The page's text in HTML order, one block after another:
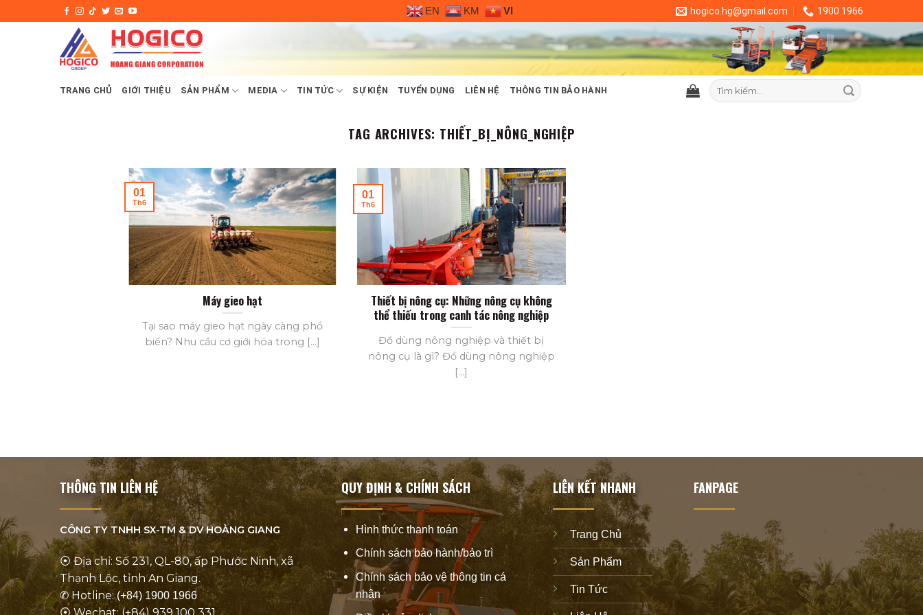
to
EN KM VI hogico.hg@gmail.com 1900 1966
TRANG CHỦ GIỚI THIỆU SẢN PHẨM MEDIA TIN TỨC SỰ KIỆN TUYỂN DỤNG LIÊN HỆ THÔNG TIN BẢO HÀNH
Tìm
kiếm:
TAG ARCHIVES: THIẾT_BỊ_NÔNG_NGHIỆP
Máy gieo hạt
Tại sao máy gieo hạt ngày càng phổ
biến? Nhu cầu cơ giới hóa trong [...]
01
Th6
Thiết bị nông cụ: Những nông cụ không
thể thiếu trong canh tác nông nghiệp
Đồ dùng nông nghiệp và thiết bị
nông cụ là gì? Đồ dùng nông nghiệp
[...]
01
Th6
THÔNG TIN LIÊN HỆ
CÔNG TY TNHH SX-TM & DVHOÀNG GIANG
⦿ Địa chỉ: Số 231, QL-80, ấp Phước Ninh, xã
Thạnh Lộc, tỉnh An Giang.
✆ Hotline:(+84) 1900 1966
⦿ Wechat: (+84) 939 100 331
QUY ĐỊNH & CHÍNH SÁCH
Hình thức thanh toán
Chính sách bảo hành/bảo trì
Chính sách bảo vệ thông tin cá
nhân
LIÊN KẾT NHANH
Trang Chủ
Sản Phẩm
Tin Tức
FANPAGE